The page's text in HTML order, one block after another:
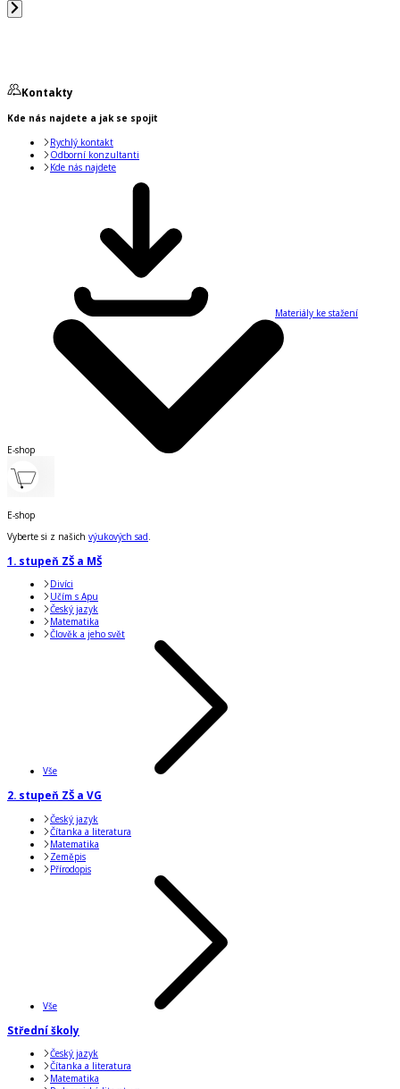
Kontakty
Kde nás najdete a jak se spojit
Rychlý kontakt
Odborní konzultanti
Kde nás najdete
Materiály ke stažení
E-shop
E-shop
Vyberte si z našich výukových sad.
1. stupeň ZŠ a MŠ
Divíci
Učím s Apu
Český jazyk
Matematika
Člověk a jeho svět
Vše
2. stupeň ZŠ a VG
Český jazyk
Čítanka a literatura
Matematika
Zeměpis
Přírodopis
Vše
Střední školy
Český jazyk
Čítanka a literatura
Matematika